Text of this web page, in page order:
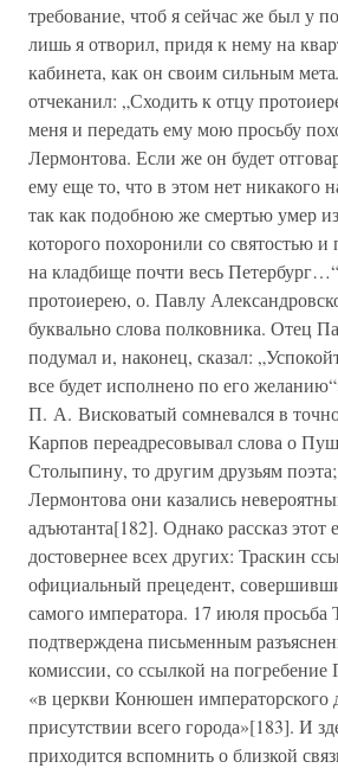
требование, чтоб я сейчас же был у
лишь я отворил, придя к нему на
кабинета, как он своим сильным
отчеканил: „Сходить к отцу
меня и передать ему мою просьбу
Лермонтова. Если же он будет
ему еще то, что в этом нет никакого
так как подобною же смертью умер
которого похоронили со святостью и
на кладбище почти весь
протоиерею, о. Павлу
буквально слова полковника. Отец
подумал и, наконец, сказал:
все будет исполнено по его
П. А. Висковатый сомневался в
Карпов переадресовывал слова о
Столыпину, то другим друзьям
Лермонтова они казались
адъютанта[182]. Однако рассказ этот
достовернее всех других: Траскин
официальный прецедент,
самого императора. 17 июля просьба
подтверждена письменным
комиссии, со ссылкой на
«в церкви Конюшен императорского
присутствии всего города»[183]. И
приходится вспомнить о близкой